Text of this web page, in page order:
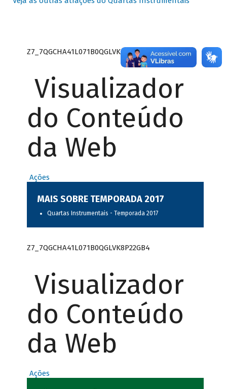
Z7_7QGCHA41L071B0QGLVK8P22GJ7
Visualizador
do Conteúdo
da Web
Ações
MAIS SOBRE TEMPORADA 2017
Quartas Instrumentais - Temporada 2017
Z7_7QGCHA41L071B0QGLVK8P22GB4
Visualizador
do Conteúdo
da Web
Ações